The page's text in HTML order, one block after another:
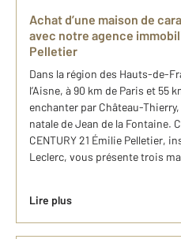
Achat d’une maison de
avec notre agence
Pelletier
Dans la région des Hauts-de-
l’Aisne, à 90 km de Paris et 55
enchanter par Château-
natale de Jean de la Fontaine.
CENTURY 21 Émilie Pelletier,
Leclerc, vous présente trois
Lire plus